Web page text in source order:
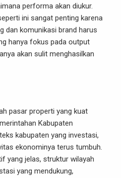
performa akan diukur.
ini sangat penting karena
dan komunikasi brand harus
hanya fokus pada output
akan sulit menghasilkan
pasar properti yang kuat
Kabupaten
kabupaten yang investasi,
ekonominya terus tumbuh.
yang jelas, struktur wilayah
yang mendukung,